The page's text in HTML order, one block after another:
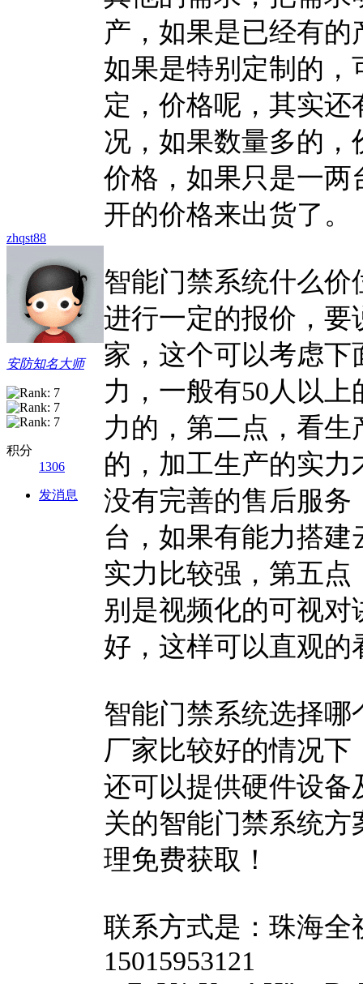
zhqst88
安防知名大师
积分
1306
发消息
产，如果是已经有
如果是特别定制的
定，价格呢，其实
况，如果数量多的
价格，如果只是一
开的价格来出货了。
智能门禁系统什么
进行一定的报价，
家，这个可以考虑
力，一般有50人以
力的，第二点，看生
的，加工生产的实
没有完善的售后服
台，如果有能力搭
实力比较强，第五
别是视频化的可视
好，这样可以直观
智能门禁系统选择
厂家比较好的情况
还可以提供硬件设
关的智能门禁系统
理免费获取！
联系方式是：珠海全
15015953121